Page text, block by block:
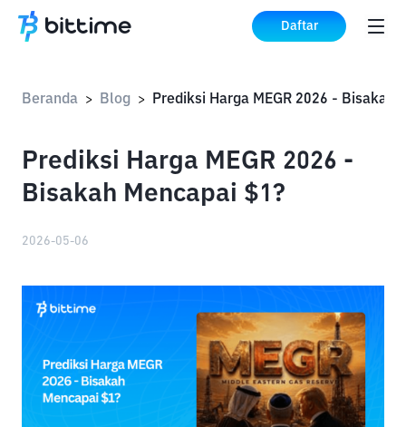
Daftar
Beranda > Blog >
Prediksi Harga MEGR 2026 -
Bisakah Mencapai $1?
2026-05-06